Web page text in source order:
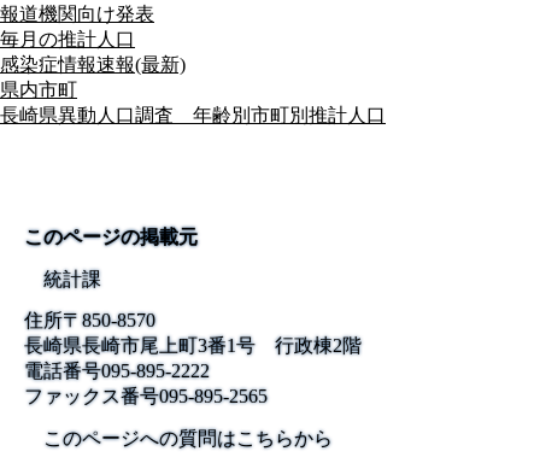
報道機関向け発表
毎月の推計人口
感染症情報速報(最新)
県内市町
長崎県異動人口調査 年齢別市町別推計人口
このページの掲載元
統計課
住所〒850-8570
長崎県長崎市尾上町3番1号 行政棟2階
電話番号095-895-2222
ファックス番号095-895-2565
このページへの質問はこちらから